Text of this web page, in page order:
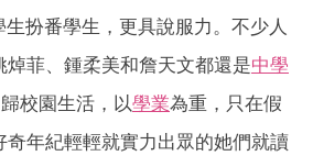
扮番學生，更具說服力。不少人
菲、鍾柔美和詹天文都還是中學
校園生活，以學業為重，只在假
奇年紀輕輕就實力出眾的她們就讀